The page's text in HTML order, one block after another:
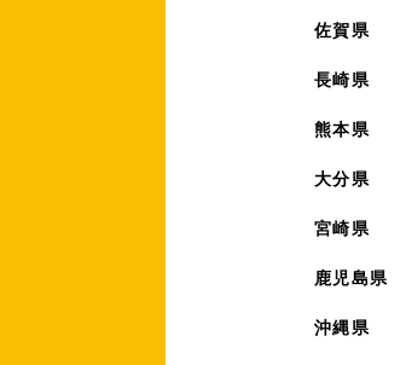
佐賀県
長崎県
熊本県
大分県
宮崎県
鹿児島県
沖縄県